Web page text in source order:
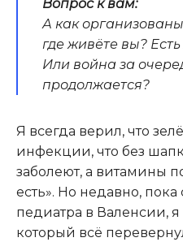
Вопрос к вам:
А как
где живёте вы?
Или война за
продолжается?
Я всегда верил, что
инфекции, что без
заболеют, а витамины
есть». Но недавно,
педиатра в Валенсии, я
который всё